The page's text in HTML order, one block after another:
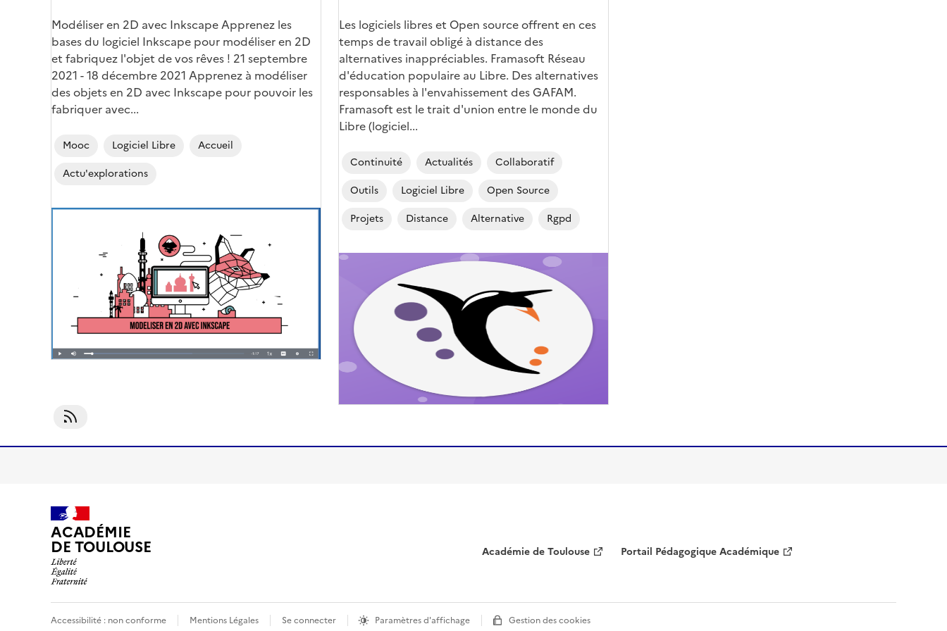
Corps
Modéliser en 2D avec Inkscape Apprenez les
bases du logiciel Inkscape pour modéliser en 2D
et fabriquez l'objet de vos rêves ! 21 septembre
2021 - 18 décembre 2021 Apprenez à modéliser
des objets en 2D avec Inkscape pour pouvoir les
fabriquer avec...
Mooc Logiciel Libre
Accueil
Actu'explorations
couverture
Les logiciels libres et Open source offrent en ces
temps de travail obligé à distance des
alternatives inappréciables. Framasoft Réseau
d'éducation populaire au Libre. Des alternatives
responsables à l'envahissement des GAFAM.
Framasoft est le trait d'union entre le monde du
Libre (logiciel...
Continuité Actualités
Collaboratif
Outils
Logiciel Libre
Open Source
Projets
Distance Alternative Rgpd
ACADÉMIE
DE TOULOUSE Académie de Toulouse Portail Pédagogique Académique
Accessibilité : non conforme Mentions Légales Se connecter Paramètres d'affichage Gestion des cookies